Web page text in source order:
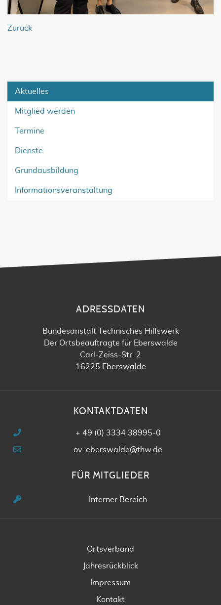
Zurück
Aktuelles
Mitglied werden
Termine
Dienste
Grundausbildung
Informationsveranstaltung
ADRESSDATEN
Bundesanstalt Technisches Hilfswerk
Der Ortsbeauftragte für Eberswalde
Carl-Zeiss-Str. 2
16225 Eberswalde
KONTAKTDATEN
+ 49 (0) 3334 38995-0
ov-eberswalde@thw.de
FÜR MITGLIEDER
Interner Bereich
Ortsverband
Jahresrückblick
Impressum
Kontakt